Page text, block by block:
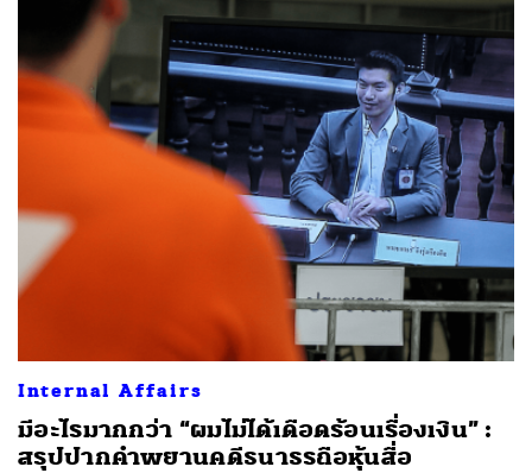
Internal Affairs
มีอะไรมากกว่า “ผมไม่ได้เดือดร้อนเรื่องเงิน” :
สรุปปากคำพยานคดีธนาธรถือหุ้นสื่อ